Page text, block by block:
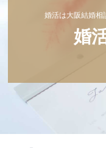
婚活は大阪結婚相
婚